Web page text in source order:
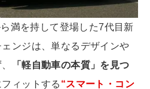
満を持して登場した7代目新
ンジは、単なるデザインや
「軽自動車の本質」を見つ
フィットする “スマート・コン